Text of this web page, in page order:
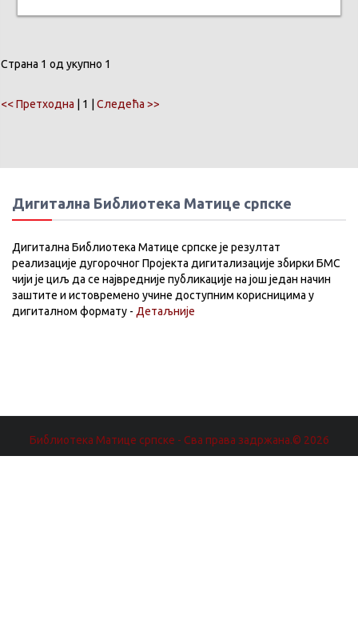
Страна 1 од укупно 1
<< Претходна | 1 | Следећа >>
Дигитална Библиотека Матице српске
Дигитална Библиотека Матице српске је резултат
реализације дугорочног Пројекта дигитализације збирки БМС
чији је циљ да се највредније публикације на још један начин
заштите и истовремено учине доступним корисницима у
дигиталном формату - Детаљније
Библиотека Матице српске - Сва права задржана.© 2026